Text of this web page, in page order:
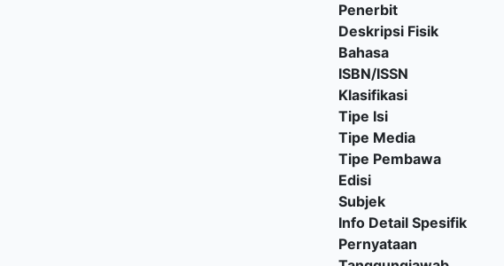
Penerbit
Deskripsi Fisik
Bahasa
ISBN/ISSN
Klasifikasi
Tipe Isi
Tipe Media
Tipe Pembawa
Edisi
Subjek
Info Detail Spesifik
Pernyataan